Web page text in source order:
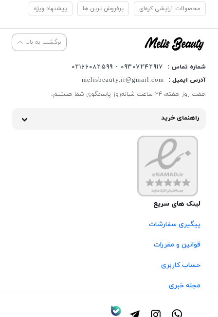
محصولات آرایشی کره‌ای پرفروش ترین ها پیشنهاد ویژه
برگشت به بالا
شماره تماس :
09307242917 - 02166082599
آدرس ایمیل :
melisbeauty.ir@gmail.com
هفت روز هفته، ۲۴ ساعت شبانه‌روز پاسخگوی شما هستیم.
راهنمای خرید
لینک های سریع
پیگیری سفارشات
قوانین و مقررات
حساب کاربری
مجله خبری